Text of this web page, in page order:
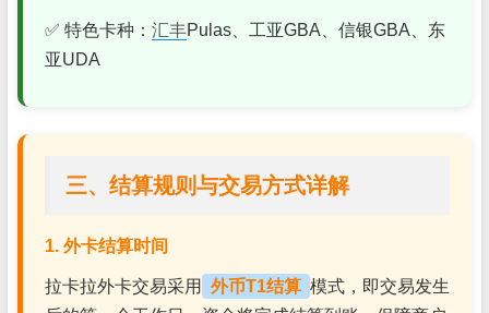
✅ 特色卡种： 汇丰Pulas、工亚GBA、信银GBA、东
亚UDA
三、结算规则与交易方式详解
1. 外卡结算时间
拉卡拉外卡交易采用 外币T1结算 模式，即交易发生